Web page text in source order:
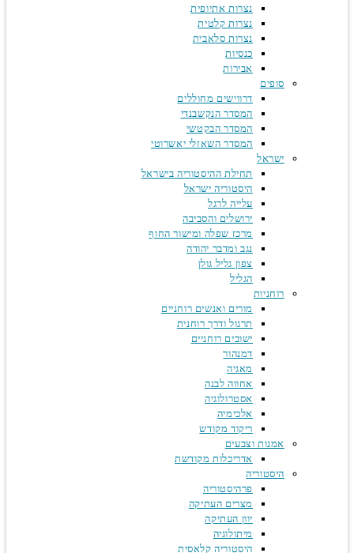
נצרות אתיופית
נצרות קלטית
נצרות סלאבית
כנסיות
אבירות
סופים
דרווישים מחוללים
המסדר הנקשבנדי
המסדר הבקטשי
המסדר השאזלי יאשרוטי
ישראל
תחילת ההיסטוריה בישראל
היסטוריה ישראל
עלייה לרגל
ירושלים והסביבה
מרכז שפלה ומישור החוף
נגב ומדבר יהודה
צפון גליל גולן
הגליל
רוחניות
מורים ואנשים רוחניים
תרגול ודרך רוחנית
ישובים רוחניים
דמנהור
מאגיה
אחווה לבנה
אסטרולוגיה
אלכימיה
ריקוד מקודש
אמנות וצבעים
אדריכלות מקודשת
היסטוריה
פרהיסטוריה
מצרים העתיקה
יוון העתיקה
מיתולוגיה
היסטוריה קלאסית